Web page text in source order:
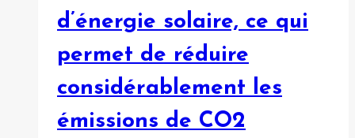
d’énergie solaire, ce qui
permet de réduire
considérablement les
émissions de CO2